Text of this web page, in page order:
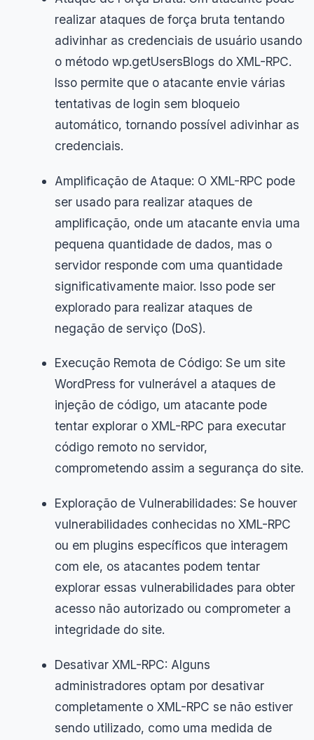
realizar ataques de força bruta tentando
adivinhar as credenciais de usuário usando
o método wp.getUsersBlogs do XML-RPC.
Isso permite que o atacante envie várias
tentativas de login sem bloqueio
automático, tornando possível adivinhar as
credenciais.
Amplificação de Ataque: O XML-RPC pode
ser usado para realizar ataques de
amplificação, onde um atacante envia uma
pequena quantidade de dados, mas o
servidor responde com uma quantidade
significativamente maior. Isso pode ser
explorado para realizar ataques de
negação de serviço (DoS).
Execução Remota de Código: Se um site
WordPress for vulnerável a ataques de
injeção de código, um atacante pode
tentar explorar o XML-RPC para executar
código remoto no servidor,
comprometendo assim a segurança do site.
Exploração de Vulnerabilidades: Se houver
vulnerabilidades conhecidas no XML-RPC
ou em plugins específicos que interagem
com ele, os atacantes podem tentar
explorar essas vulnerabilidades para obter
acesso não autorizado ou comprometer a
integridade do site.
Desativar XML-RPC: Alguns
administradores optam por desativar
completamente o XML-RPC se não estiver
sendo utilizado, como uma medida de